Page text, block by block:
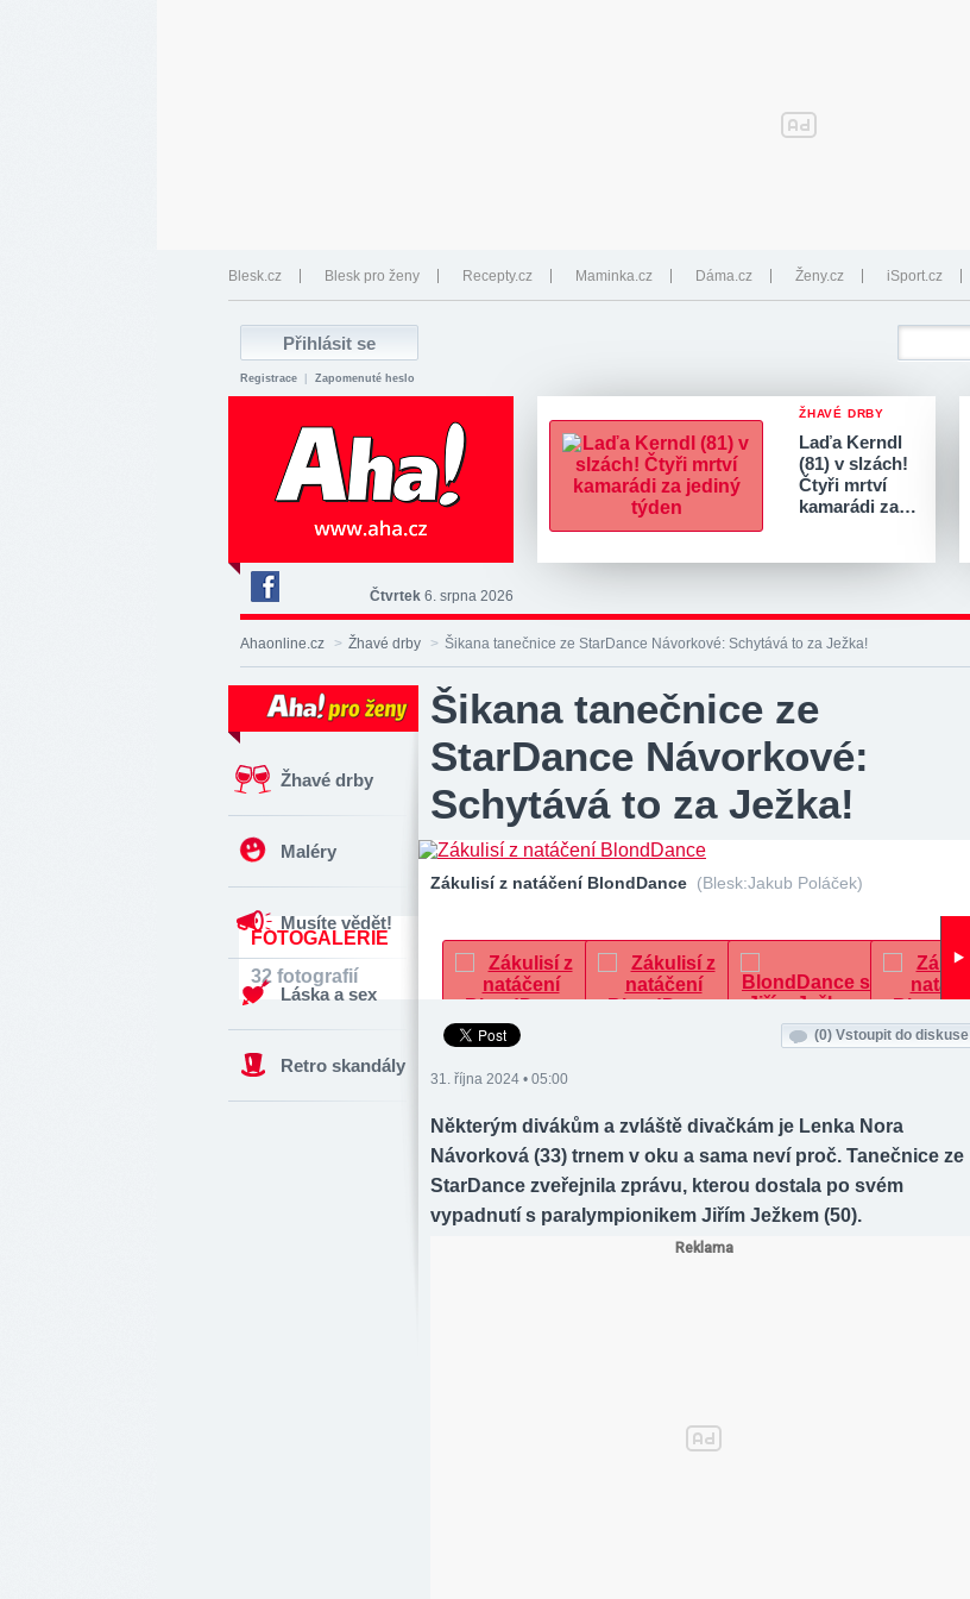
Blesk.cz Blesk pro ženy Recepty.cz Maminka.cz Dáma.cz Ženy.cz iSport.cz
Registrace Zapomenuté heslo
ŽHAVÉ DRBY
Laďa Kerndl
(81) v slzách!
Čtyři mrtví
kamarádi za…
Deník
Aha!
na
Čtvrtek 6. srpna 2026
Ahaonline.cz > Žhavé drby > Šikana tanečnice ze StarDance Návorkové: Schytává to za Ježka!
Žhavé drby
Maléry
Musíte vědět!
Láska a sex
Retro skandály
Šikana tanečnice ze
StarDance Návorkové:
Schytává to za Ježka!
Zákulisí z natáčení BlondDance (Blesk:Jakub Poláček)
FOTOGALERIE
32 fotografií
(0) Vstoupit do diskuse
31. října 2024 • 05:00
Některým divákům a zvláště divačkám je Lenka Nora
Návorková (33) trnem v oku a sama neví proč. Tanečnice ze
StarDance zveřejnila zprávu, kterou dostala po svém
vypadnutí s paralympionikem Jiřím Ježkem (50).